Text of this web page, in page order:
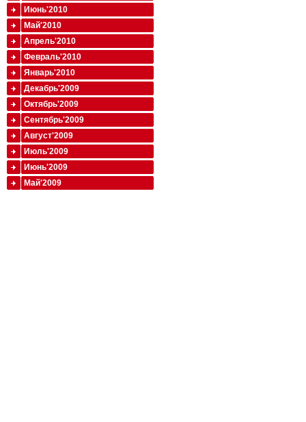
Июнь'2010
Май'2010
Апрель'2010
Февраль'2010
Январь'2010
Декабрь'2009
Октябрь'2009
Сентябрь'2009
Август'2009
Июль'2009
Июнь'2009
Май'2009